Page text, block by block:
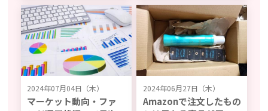
2024年07月04日（木）
マーケット動向・ファ
2024年06月27日（木）
Amazonで注文したもの